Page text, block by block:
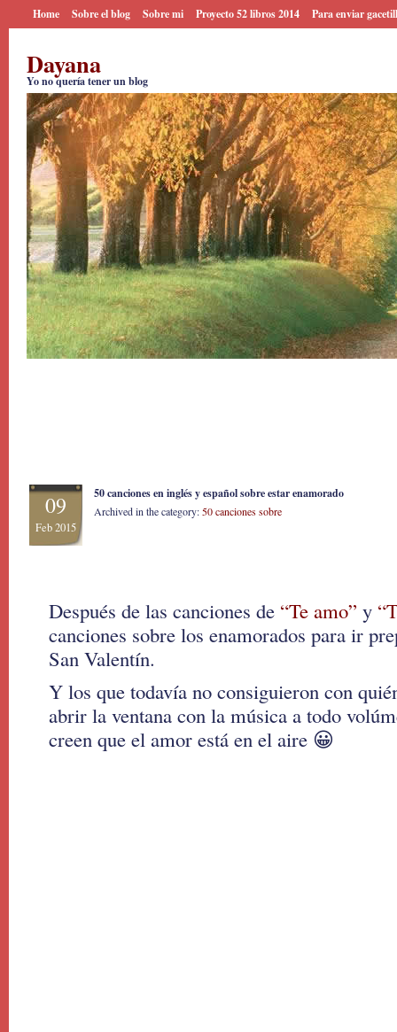
Home Sobre el blog Sobre mi Proyecto 52 libros 2014 Para enviar
Dayana
Yo no quería tener un blog
09
Feb 2015
50 canciones en inglés y español sobre estar enamorado
Archived in the category: 50 canciones sobre
Después de las canciones de “Te amo” y
canciones sobre los enamorados para ir
San Valentín.
Y los que todavía no consiguieron con
abrir la ventana con la música a todo
creen que el amor está en el aire 😀